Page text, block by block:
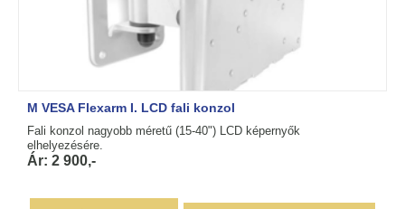
M VESA Flexarm I. LCD fali konzol
Fali konzol nagyobb méretű (15-40") LCD képernyők
elhelyezésére.
Ár: 2 900,-